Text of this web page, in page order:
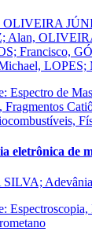
OLIVEIRA
Alan,
Francisco,
LOPES;
Espectro de
Fragmentos
eletrônica de
SILVA;